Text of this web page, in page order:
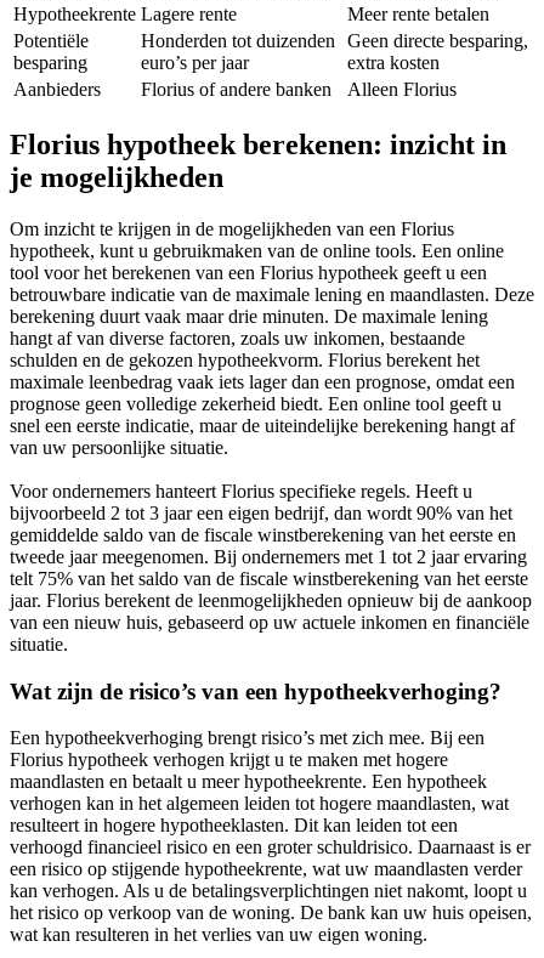
Hypotheekrente Lagere rente
Meer rente betalen
Potentiële
besparing
Honderden tot duizenden
euro’s per jaar
Geen directe besparing,
extra kosten
Aanbieders
Florius of andere banken Alleen Florius
Florius hypotheek berekenen: inzicht in
je mogelijkheden
Om inzicht te krijgen in de mogelijkheden van een Florius
hypotheek, kunt u gebruikmaken van de online tools. Een online
tool voor het berekenen van een Florius hypotheek geeft u een
betrouwbare indicatie van de maximale lening en maandlasten. Deze
berekening duurt vaak maar drie minuten. De maximale lening
hangt af van diverse factoren, zoals uw inkomen, bestaande
schulden en de gekozen hypotheekvorm. Florius berekent het
maximale leenbedrag vaak iets lager dan een prognose, omdat een
prognose geen volledige zekerheid biedt. Een online tool geeft u
snel een eerste indicatie, maar de uiteindelijke berekening hangt af
van uw persoonlijke situatie.
Voor ondernemers hanteert Florius specifieke regels. Heeft u
bijvoorbeeld 2 tot 3 jaar een eigen bedrijf, dan wordt 90% van het
gemiddelde saldo van de fiscale winstberekening van het eerste en
tweede jaar meegenomen. Bij ondernemers met 1 tot 2 jaar ervaring
telt 75% van het saldo van de fiscale winstberekening van het eerste
jaar. Florius berekent de leenmogelijkheden opnieuw bij de aankoop
van een nieuw huis, gebaseerd op uw actuele inkomen en financiële
situatie.
Wat zijn de risico’s van een hypotheekverhoging?
Een hypotheekverhoging brengt risico’s met zich mee. Bij een
Florius hypotheek verhogen krijgt u te maken met hogere
maandlasten en betaalt u meer hypotheekrente. Een hypotheek
verhogen kan in het algemeen leiden tot hogere maandlasten, wat
resulteert in hogere hypotheeklasten. Dit kan leiden tot een
verhoogd financieel risico en een groter schuldrisico. Daarnaast is er
een risico op stijgende hypotheekrente, wat uw maandlasten verder
kan verhogen. Als u de betalingsverplichtingen niet nakomt, loopt u
het risico op verkoop van de woning. De bank kan uw huis opeisen,
wat kan resulteren in het verlies van uw eigen woning.